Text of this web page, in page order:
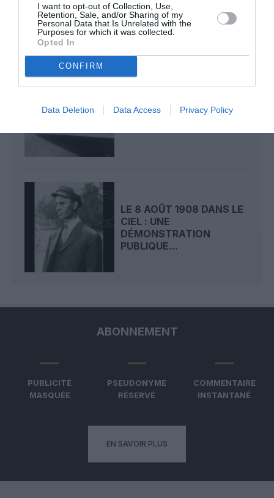
I want to opt-out of Collection, Use,
Retention, Sale, and/or Sharing of my
Personal Data that Is Unrelated with the
Purposes for which it was collected.
Opted In
CONFIRM
Data Deletion Data Access Privacy Policy
MANS SAUVE LA...
CIEL : DÉPART DE
LE 8 AOÛT 1908 DANS LE
CIEL : UNE
DÉMONSTRATION
PUBLIQUE...
ABONNEMENT
PUBLICITÉ
MASQUÉE
PSEUDONYME
RÉSERVÉ
COMMENTAIRE
INSTANTANÉ
EN SAVOIR PLUS